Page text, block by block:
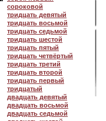
сороковой
тридцать девятый
тридцать восьмой
тридцать седьмой
тридцать шестой
тридцать пятый
тридцать четвёртый
тридцать третий
тридцать второй
тридцать первый
тридцатый
двадцать девятый
двадцать восьмой
двадцать седьмой